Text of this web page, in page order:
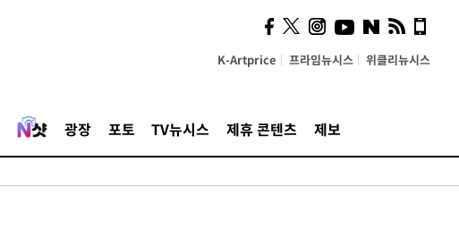
K-Artprice 프라임뉴시스 위클리뉴시스
광장 포토 TV뉴시스 제휴 콘텐츠 제보
의견, 국토부·LH에 충실히
전달할 것"